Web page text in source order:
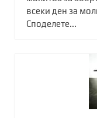
всеки ден за
Споделете...